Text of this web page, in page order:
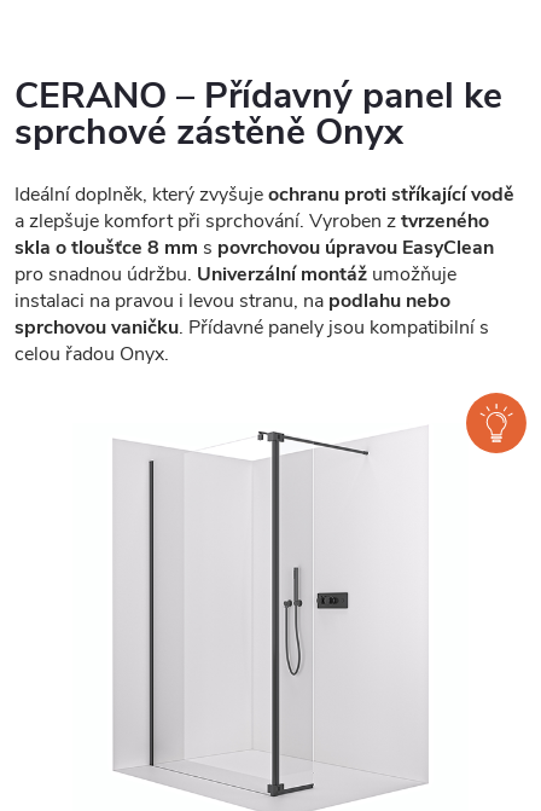
CERANO – Přídavný panel ke
sprchové zástěně Onyx
Ideální doplněk, který zvyšujeochranu proti stříkající vodě
a zlepšuje komfort při sprchování. Vyroben ztvrzeného
skla o tloušťce 8 mm s povrchovou úpravou EasyClean
pro snadnou údržbu. Univerzální montáž umožňuje
instalaci na pravou i levou stranu, na podlahu nebo
sprchovou vaničku. Přídavné panely jsou kompatibilní s
celou řadou Onyx.